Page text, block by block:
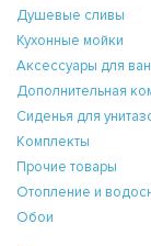
Душевые сливы
Кухонные мойки
Аксессуары для
Дополнительная
Сиденья для
Комплекты
Прочие товары
Отопление и
Обои